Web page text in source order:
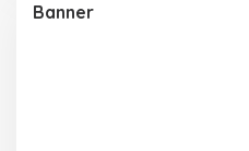
Banner